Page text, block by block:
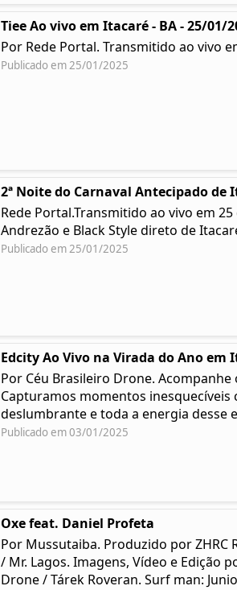
Tiee Ao vivo em Itacaré - BA - 25/01/
Por Rede Portal. Transmitido ao vivo
Publicado em 25/01/2025
2ª Noite do Carnaval Antecipado de
Rede Portal.Transmitido ao vivo em
Andrezão e Black Style direto de
Publicado em 25/01/2025
Edcity Ao Vivo na Virada do Ano
Por Céu Brasileiro Drone.
Capturamos momentos
deslumbrante e toda a energia desse
Publicado em 03/01/2025
Oxe feat. Daniel Profeta
Por Mussutaiba. Produzido por ZHRC
/ Mr. Lagos. Imagens, Vídeo e Edição
Drone / Tárek Roveran. Surf man: